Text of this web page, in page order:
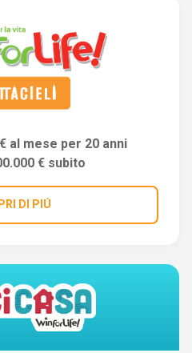
al mese per 20 anni
€ subito
DI PIÚ